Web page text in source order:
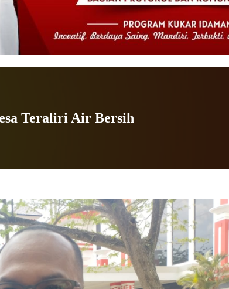
Teraliri Air Bersih